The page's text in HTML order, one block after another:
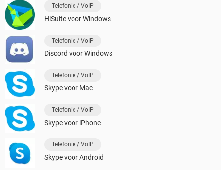
Telefonie / VoIP
HiSuite voor Windows
Telefonie / VoIP
Discord voor Windows
Telefonie / VoIP
Skype voor Mac
Telefonie / VoIP
Skype voor iPhone
Telefonie / VoIP
Skype voor Android